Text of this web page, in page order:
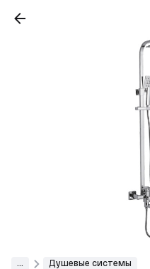
Душевые системы